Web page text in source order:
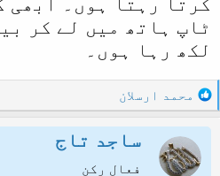
ٹاپ ہاتھ میں لے کر
لکھ رہا ہوں۔
R
e
a
c
t
محمد ارسلان
ساجد تاج
فعال رکن